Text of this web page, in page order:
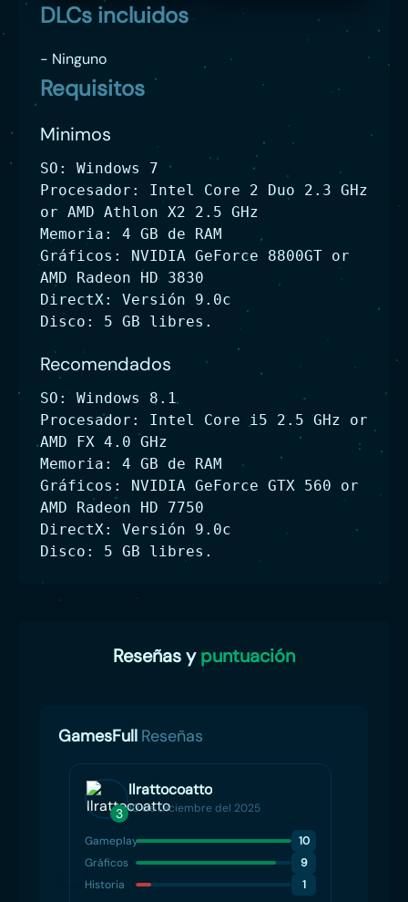
DLCs incluidos
- Ninguno
Requisitos
Minimos
SO: Windows 7
Procesador: Intel Core 2 Duo 2.3 GHz
or AMD Athlon X2 2.5 GHz
Memoria: 4 GB de RAM
Gráficos: NVIDIA GeForce 8800GT or
AMD Radeon HD 3830
DirectX: Versión 9.0c
Disco: 5 GB libres.
Recomendados
SO: Windows 8.1
Procesador: Intel Core i5 2.5 GHz or
AMD FX 4.0 GHz
Memoria: 4 GB de RAM
Gráficos: NVIDIA GeForce GTX 560 or
AMD Radeon HD 7750
DirectX: Versión 9.0c
Disco: 5 GB libres.
Reseñas ypuntuación
GamesFull Reseñas
3
Ilrattocoatto
10 de Diciembre del 2025
Gameplay
10
Gráficos
9
Historia
1